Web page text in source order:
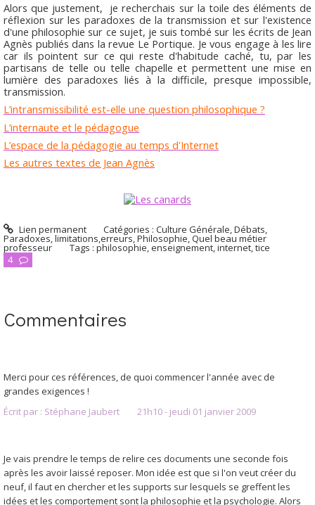
Alors que justement, je recherchais sur la toile des éléments de
réflexion sur les paradoxes de la transmission et sur l'existence
d'une philosophie sur ce sujet, je suis tombé sur les écrits de Jean
Agnès publiés dans la revue Le Portique. Je vous engage à les lire
car ils pointent sur ce qui reste d'habitude caché, tu, par les
partisans de telle ou telle chapelle et permettent une mise en
lumière des paradoxes liés à la difficile, presque impossible,
transmission.
L’intransmissibilité est-elle une question philosophique ?
L’internaute et le pédagogue
L’espace de la pédagogie au temps d'Internet
Les autres textes de Jean Agnès
Lien permanent Catégories :Culture Générale,Débats,
Paradoxes, limitations,erreurs,Philosophie,Quel beau métier
professeur Tags : philosophie,enseignement,internet,tice
4
Commentaires
Merci pour ces références, de quoi commencer l'année avec de
grandes exigences !
Écrit par : Stéphane Jaubert 21h10- jeudi 01 janvier 2009
Je vais prendre le temps de relire ces documents une seconde fois
après les avoir laissé reposer. Mon idée est que si l'on veut créer du
neuf, il faut en chercher et les supports sur lesquels se greffent les
idées et les comportement sont la philosophie et la psychologie. Alors